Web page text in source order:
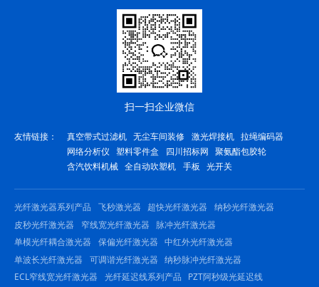
扫一扫企业微信
友情链接： 真空带式过滤机 无尘车间装修 激光焊接机 拉绳编码器
网络分析仪 塑料零件盒 四川招标网
聚氨酯包胶轮
含汽饮料机械 全自动吹塑机 手板 光开关
光纤激光器系列产品 飞秒激光器 超快光纤激光器
纳秒光纤激光器
皮秒光纤激光器
窄线宽光纤激光器
脉冲光纤激光器
单模光纤耦合激光器
保偏光纤激光器 中红外光纤激光器
单波长光纤激光器
可调谐光纤激光器 纳秒脉冲光纤激光器
ECL窄线宽光纤激光器
光纤延迟线系列产品
PZT阿秒级光延迟线